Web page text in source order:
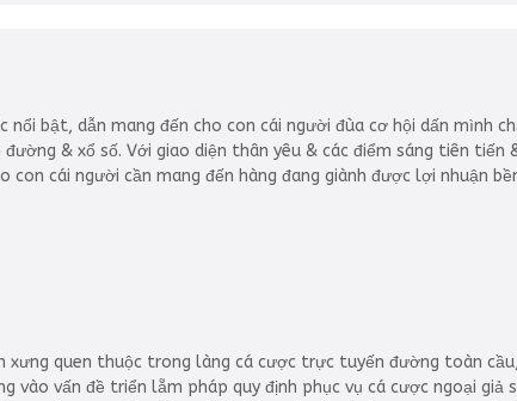
bật, dẫn mang đến cho con cái người đùa cơ hội dấn mình
& xổ số. Với giao diện thân yêu & các điểm sáng tiên tiến
cái người cần mang đến hàng đang giành được lợi nhuận
xưng quen thuộc trong làng cá cược trực tuyến đường toàn
vào vấn đề triển lẵm pháp quy định phục vụ cá cược ngoại giả